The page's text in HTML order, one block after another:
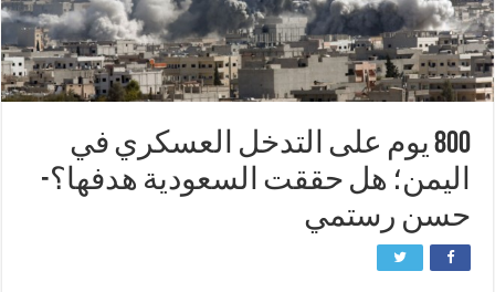
800 يوم على التدخل العسكري في
اليمن؛ هل حققت السعودية هدفها؟-
حسن رستمي